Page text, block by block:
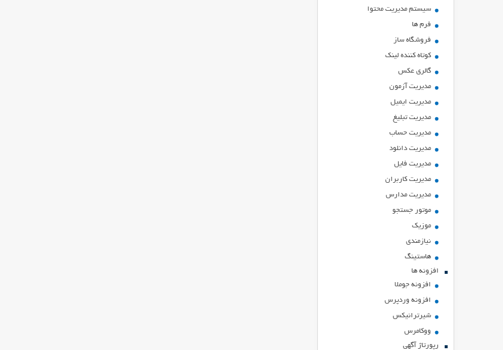
سیستم مدیریت محتوا
فرم ها
فروشگاه ساز
کوتاه کننده لینک
گالری عکس
مدیریت آزمون
مدیریت ایمیل
مدیریت تبلیغ
مدیریت حساب
مدیریت دانلود
مدیریت فایل
مدیریت کاربران
مدیریت مدارس
موتور جستجو
موزیک
نیازمندی
هاستينگ
افزونه ها
افزونه جوملا
افزونه وردپرس
شیرترانیکس
ووکامرس
رپورتاژ آگهی